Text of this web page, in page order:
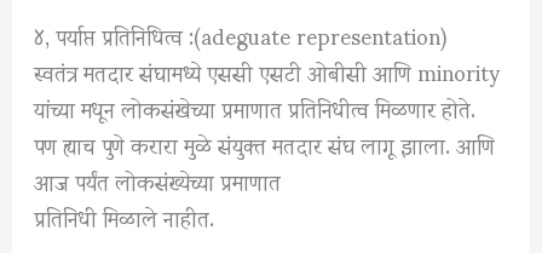
४, पर्याप्त प्रतिनिधित्व :(adeguate representation)
स्वतंत्र मतदार संघामध्ये एससी एसटी ओबीसी आणि minority
यांच्या मधून लोकसंखेच्या प्रमाणात प्रतिनिधीत्व मिळणार होते.
पण ह्याच पुणे करारा मुळे संयुक्त मतदार संघ लागू झाला. आणि
आज पर्यंत लोकसंख्येच्या प्रमाणात
प्रतिनिधी मिळाले नाहीत.